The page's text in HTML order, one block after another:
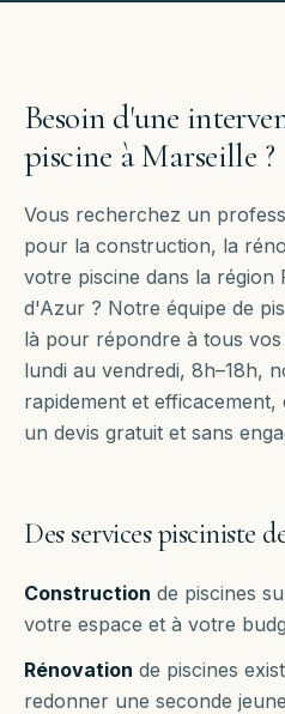
Besoin d'une
piscine àMarseille ?
Vous recherchez un
pour la construction, la
votre piscine dans la région
d'Azur ? Notre équipe de
là pour répondre à tous vos
lundi au vendredi, 8h–18h,
rapidement et
un devis gratuit et sans
Des services pisciniste
Construction de piscines
votre espace et à votre
Rénovation de piscines
redonner une seconde